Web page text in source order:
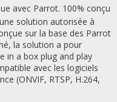
avec Parrot. 100% conçu
solution autorisée à
sur la base des Parrot
la solution a pour
in a box plug and play
avec les logiciels
(ONVIF, RTSP, H.264,